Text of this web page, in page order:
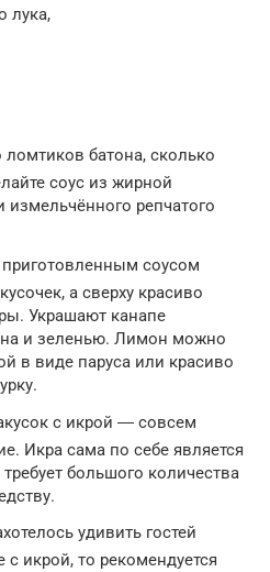
лука,
ломтиков батона, сколько
соус из жирной
измельчённого репчатого
соусом
а сверху красиво
Украшают канапе
и зеленью. Лимон можно
в виде паруса или красиво
с икрой ― совсем
Икра сама по себе является
большого количества
удивить гостей
икрой, то рекомендуется